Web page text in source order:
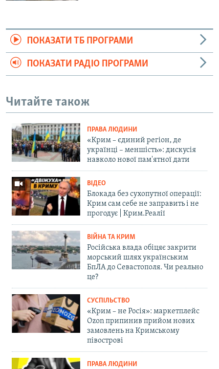
ПОКАЗАТИ ТБ ПРОГРАМИ
ПОКАЗАТИ РАДІО ПРОГРАМИ
Читайте також
ПРАВА ЛЮДИНИ
«Крим – єдиний регіон, де
українці – меншість»: дискусія
навколо нової пам'ятної дати
ВІДЕО
Блокада без сухопутної операції:
Крим сам себе не заправить і не
прогодує | Крим.Реалії
ВІЙНА ТА КРИМ
Російська влада обіцяє закрити
морський шлях українським
БпЛА до Севастополя. Чи реально
це?
СУСПІЛЬСТВО
«Крим – не Росія»: маркетплейс
Ozon припинив прийом нових
замовлень на Кримському
півострові
ПРАВА ЛЮДИНИ